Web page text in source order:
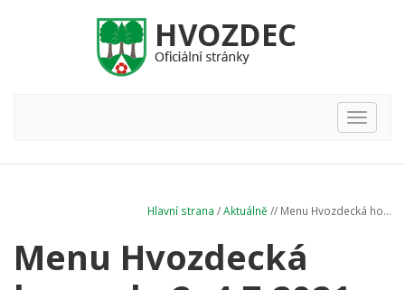
Hlavní
nabídka
Hlavní strana /Aktuálně // Menu Hvozdecká ho...
Menu Hvozdecká